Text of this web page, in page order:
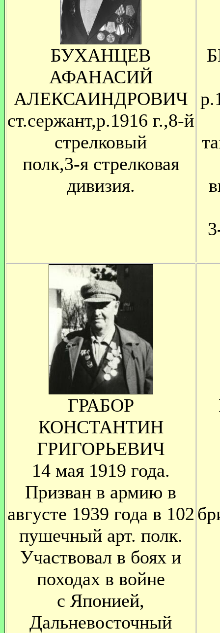
БУХАНЦЕВ
АФАНАСИЙ
АЛЕКСАИНДРОВИЧ
ст.сержант,р.1916 г.,8-й
стрелковый
полк,3-я стрелковая
дивизия.
ГРАБОР
КОНСТАНТИН
ГРИГОРЬЕВИЧ
14 мая 1919 года.
Призван в армию в
августе 1939 года в 102
пушечный арт. полк.
Участвовал в боях и
походах в войне
с Японией,
Дальневосточный